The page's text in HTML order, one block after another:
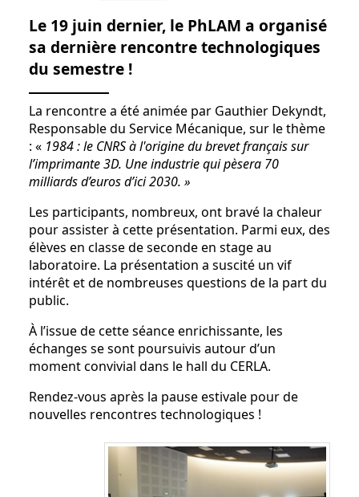
Le 19 juin dernier, le PhLAM a organisé
sa dernière rencontre technologiques
du semestre !
La rencontre a été animée par Gauthier Dekyndt,
Responsable du Service Mécanique, sur le thème
: « 1984 : le CNRS à l'origine du brevet français sur
l’imprimante 3D. Une industrie qui pèsera 70
milliards d’euros d’ici 2030. »
Les participants, nombreux, ont bravé la chaleur
pour assister à cette présentation. Parmi eux, des
élèves en classe de seconde en stage au
laboratoire. La présentation a suscité un vif
intérêt et de nombreuses questions de la part du
public.
À l’issue de cette séance enrichissante, les
échanges se sont poursuivis autour d’un
moment convivial dans le hall du CERLA.
Rendez-vous après la pause estivale pour de
nouvelles rencontres technologiques !